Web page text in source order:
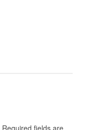
Required fields are